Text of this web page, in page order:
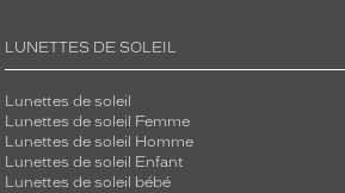
LUNETTES DE SOLEIL
Lunettes de soleil
Lunettes de soleil Femme
Lunettes de soleil Homme
Lunettes de soleil Enfant
Lunettes de soleil bébé